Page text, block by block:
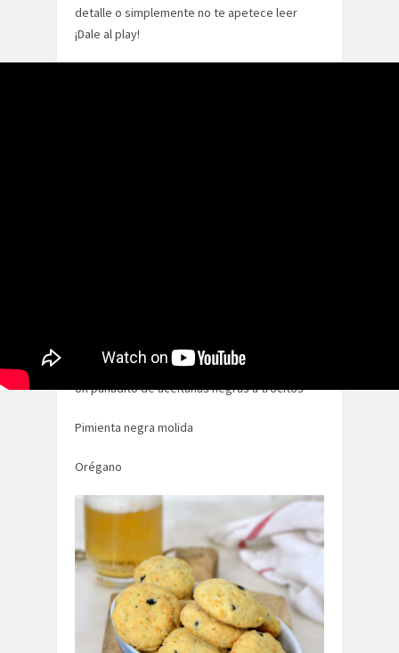
detalle o simplemente no te apetece leer
¡Dale al play!
1 huevo
Un puñadito de aceitunas negras a trocitos
Pimienta negra molida
Orégano